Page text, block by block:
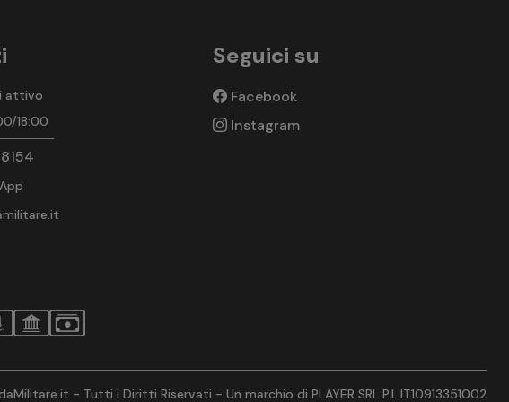
attivo
18:00
Seguici su
Facebook
Instagram
- Tutti i Diritti Riservati - Un marchio di PLAYER SRL P.I. IT10913351002